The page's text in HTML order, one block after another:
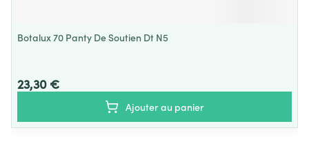
Botalux 70 Panty De Soutien Dt N5
23,30 €
Ajouter au panier